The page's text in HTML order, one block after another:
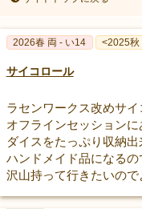
2026春 両 - い14 <2025秋
サイコロール
ラセンワークス改めサイ
オフラインセッションに
ダイスをたっぷり収納出
ハンドメイド品になる
沢山持って行きたいので